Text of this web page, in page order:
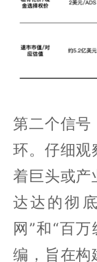
第二个信号
环。仔细观
着巨头或产
达达的彻
网”和“百
编，旨在构